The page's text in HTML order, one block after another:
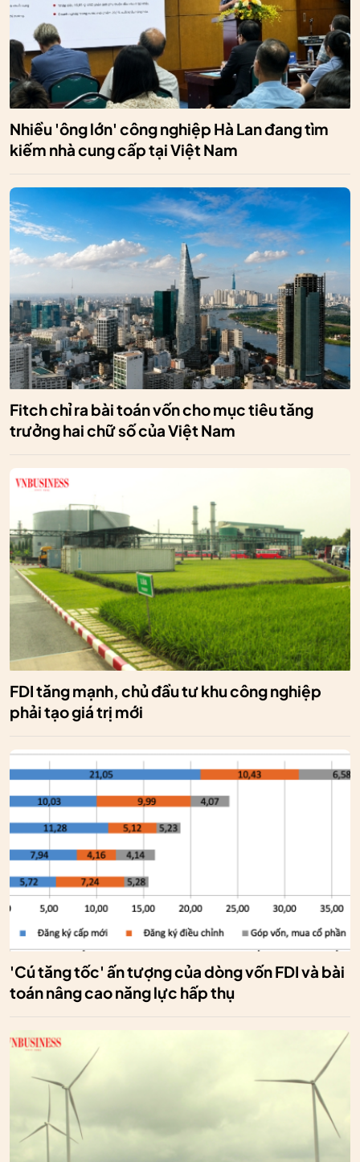
Nhiều 'ông lớn' công nghiệp Hà Lan đang tìm
kiếm nhà cung cấp tại Việt Nam
Fitch chỉ ra bài toán vốn cho mục tiêu tăng
trưởng hai chữ số của Việt Nam
FDI tăng mạnh, chủ đầu tư khu công nghiệp
phải tạo giá trị mới
'Cú tăng tốc' ấn tượng của dòng vốn FDI và bài
toán nâng cao năng lực hấp thụ